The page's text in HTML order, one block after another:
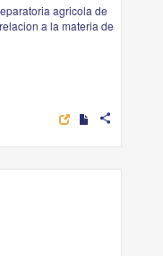
agricola de
a la materia de
share